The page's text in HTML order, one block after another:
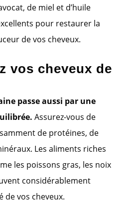
de miel et d’huile
pour restaurer la
de vos cheveux.
vos cheveux de
passe aussi par une
Assurez-vous de
de protéines, de
Les aliments riches
les poissons gras, les noix
considérablement
de vos cheveux.